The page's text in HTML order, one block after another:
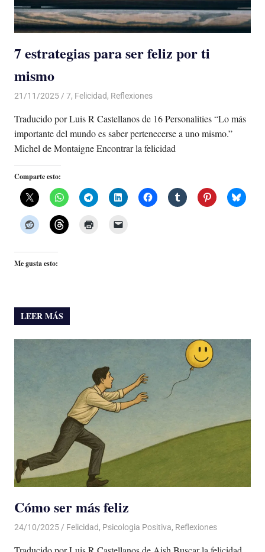
7 estrategias para ser feliz por ti
mismo
21/11/2025 De todo un Poco
7, Felicidad, Reflexiones
Traducido por Luis R Castellanos de 16 Personalities “Lo más
importante del mundo es saber pertenecerse a uno mismo.”
Michel de Montaigne Encontrar la felicidad
Comparte esto:
Me gusta esto:
LEER MÁS
Cómo ser más feliz
24/10/2025 De todo un Poco
Felicidad, Psicologia Positiva, Reflexiones